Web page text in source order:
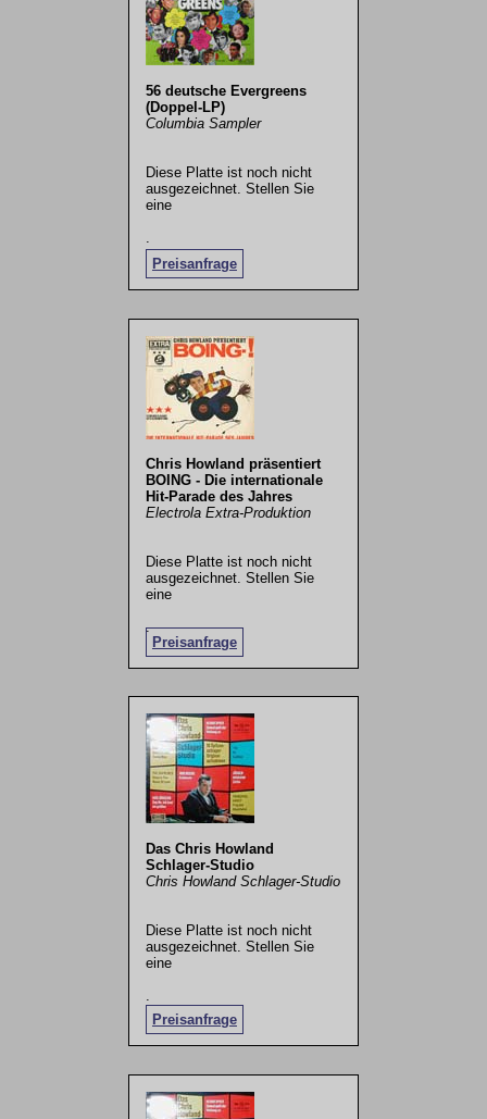
56 deutsche Evergreens
(Doppel-LP)
Columbia Sampler
Diese Platte ist noch nicht
ausgezeichnet. Stellen Sie
eine
Preisanfrage
Chris Howland präsentiert
BOING - Die internationale
Hit-Parade des Jahres
Electrola Extra-Produktion
Diese Platte ist noch nicht
ausgezeichnet. Stellen Sie
eine
Preisanfrage
.
Das Chris Howland
Schlager-Studio
Chris Howland Schlager-Studio
Diese Platte ist noch nicht
ausgezeichnet. Stellen Sie
eine
Preisanfrage